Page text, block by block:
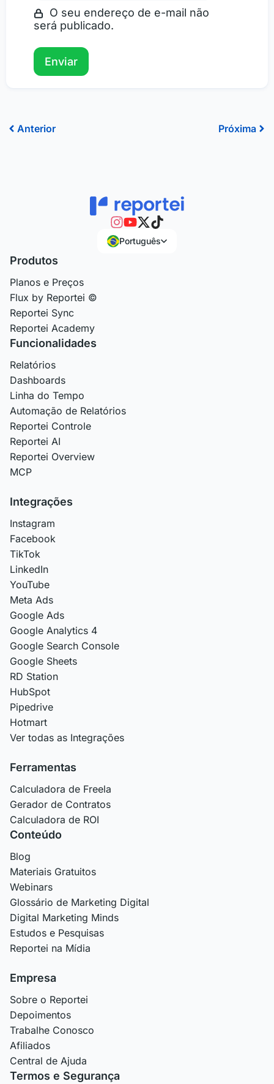
O seu endereço de e-mail não
será publicado.
Anterior
Anterior Próxima
Português
Produtos
Planos e Preços
Flux by Reportei ©
Reportei Sync
Reportei Academy
Funcionalidades
Relatórios
Dashboards
Linha do Tempo
Automação de Relatórios
Reportei Controle
Reportei AI
Reportei Overview
MCP
Integrações
Instagram
Facebook
TikTok
LinkedIn
YouTube
Meta Ads
Google Ads
Google Analytics 4
Google Search Console
Google Sheets
RD Station
HubSpot
Pipedrive
Hotmart
Ver todas as Integrações
Ferramentas
Calculadora de Freela
Gerador de Contratos
Calculadora de ROI
Conteúdo
Blog
Materiais Gratuitos
Webinars
Glossário de Marketing Digital
Digital Marketing Minds
Estudos e Pesquisas
Reportei na Mídia
Empresa
Sobre o Reportei
Depoimentos
Trabalhe Conosco
Afiliados
Central de Ajuda
Termos e Segurança